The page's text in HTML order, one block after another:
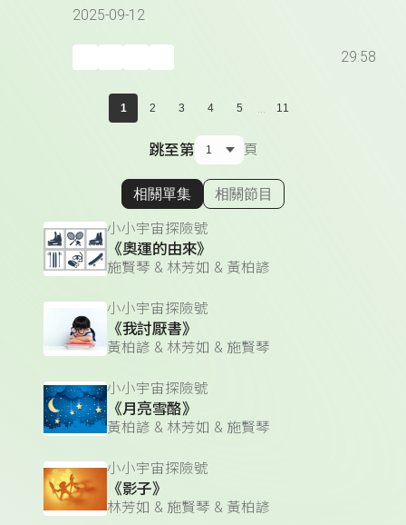
2025-09-12
29:58
1 2 3 4 5 ... 11
跳至第 頁
顯示相關單集
相關單集 相關節目
小小宇宙探險號
《奧運的由來》
施賢琴 & 林芳如 & 黃柏諺
小小宇宙探險號
《我討厭書》
黃柏諺 & 林芳如 & 施賢琴
小小宇宙探險號
《月亮雪酪》
黃柏諺 & 林芳如 & 施賢琴
小小宇宙探險號
《影子》
林芳如 & 施賢琴 & 黃柏諺